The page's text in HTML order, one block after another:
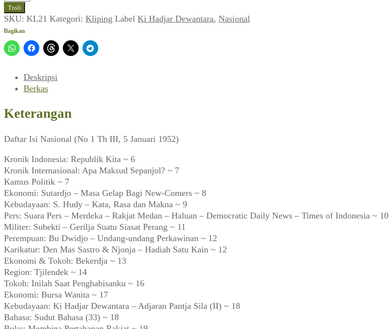
Nasional
(No
17
Th
III,
1952)
Troli
SKU: KL21 Kategori: Kliping Label Ki Hadjar Dewantara, Nasional
Bagikan
Deskripsi
Berkas
Keterangan
Daftar Isi Nasional (No 1 Th III, 5 Januari 1952)
Kronik Indonesia: Republik Kita ~ 6
Kronik Internasional: Apa Maksud Sepanjol? ~ 7
Kamus Politik ~ 7
Ekonomi: Sutardjo – Masa Gelap Bagi New-Comers ~ 8
Kebudayaan: S. Hudy – Kata, Rasa dan Makna ~ 9
Pers: Suara Pers – Merdeka – Rakjat Medan – Haluan – Democratic Daily News – Times of Indonesia ~ 10
Militer: Subekti – Gerilja Suatu Siasat Perang ~ 11
Perempuan: Bu Dwidjo – Undang-undang Perkawinan ~ 12
Karikatur: Den Mas Sastro & Njonja – Hadiah Satu Kain ~ 12
Ekonomi & Tokoh: Bekerdja ~ 13
Region: Tjilendek ~ 14
Tokoh: Inilah Saat Penghabisanku ~ 16
Ekonomi: Bursa Wanita ~ 17
Kebudayaan: Ki Hadjar Dewantara – Adjaran Pantja Sila (II) ~ 18
Bahasa: Sudut Bahasa (33) ~ 18